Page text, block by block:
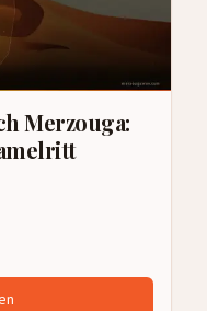
Merzouga: